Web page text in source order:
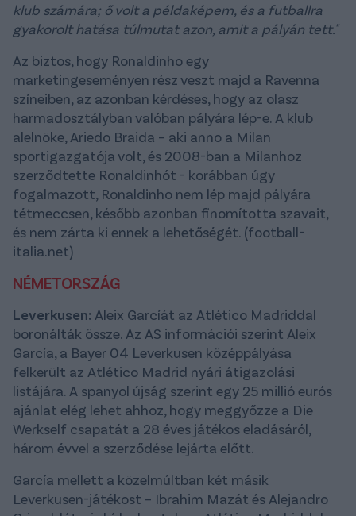
klub számára; ő volt a példaképem, és a futballra
gyakorolt ​​hatása túlmutat azon, amit a pályán tett."
Az biztos, hogy Ronaldinho egy
marketingeseményen rész veszt majd a Ravenna
színeiben, az azonban kérdéses, hogy az olasz
harmadosztályban valóban pályára lép-e. A klub
alelnöke, Ariedo Braida – aki anno a Milan
sportigazgatója volt, és 2008-ban a Milanhoz
szerződtette Ronaldinhót - korábban úgy
fogalmazott, Ronaldinho nem lép majd pályára
tétmeccsen, később azonban finomította szavait,
és nem zárta ki ennek a lehetőségét. (football-
italia.net)
NÉMETORSZÁG
Leverkusen: Aleix Garcíát az Atlético Madriddal
boronálták össze. Az AS információi szerint Aleix
García, a Bayer 04 Leverkusen középpályása
felkerült az Atlético Madrid nyári átigazolási
listájára. A spanyol újság szerint egy 25 millió eurós
ajánlat elég lehet ahhoz, hogy meggyőzze a Die
Werkself csapatát a 28 éves játékos eladásáról,
három évvel a szerződése lejárta előtt.
García mellett a közelmúltban két másik
Leverkusen-játékost – Ibrahim Mazát és Alejandro